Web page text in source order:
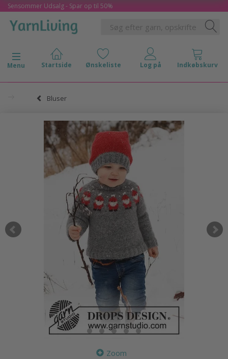
Sensommer Udsalg - Spar op til 50%
Skifte navigation
Menu
Bluser
Zoom